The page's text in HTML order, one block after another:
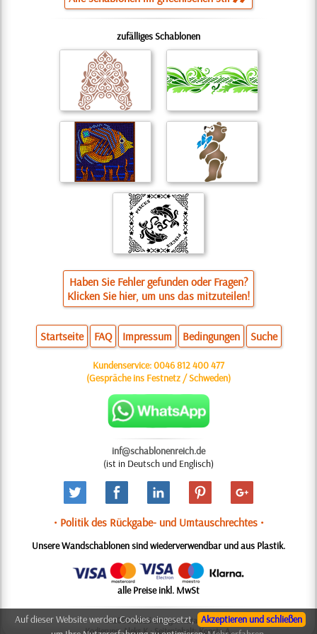
zufälliges Schablonen
Haben Sie Fehler gefunden oder Fragen?
Klicken Sie hier, um uns das mitzuteilen!
Startseite FAQ Impressum Bedingungen Suche
Kundenservice:0046 812 400 477
(Gespräche ins Festnetz / Schweden)
inf@schablonenreich.de
(ist in Deutsch und Englisch)
• Politik des Rückgabe- und Umtauschrechtes •
Unsere Wandschablonen sind wiederverwendbar und aus Plastik.
alle Preise inkl. MwSt
© 2006-2025 Design: Natali M.
Kodierung: Aleks K.; Seiteninhalt: Konsta A.
Akzeptieren und schließen
Auf dieser Website werden Cookies eingesetzt,